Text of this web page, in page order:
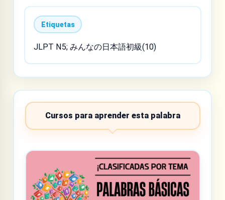
Etiquetas
JLPT N5; みんなの日本語初級(10)
Cursos para aprender esta palabra